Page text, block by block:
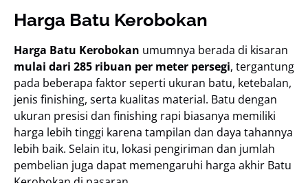
Harga Batu Kerobokan
Harga Batu Kerobokan umumnya berada di kisaran
mulai dari 285 ribuan per meter persegi, tergantung
pada beberapa faktor seperti ukuran batu, ketebalan,
jenis finishing, serta kualitas material. Batu dengan
ukuran presisi dan finishing rapi biasanya memiliki
harga lebih tinggi karena tampilan dan daya tahannya
lebih baik. Selain itu, lokasi pengiriman dan jumlah
pembelian juga dapat memengaruhi harga akhir Batu